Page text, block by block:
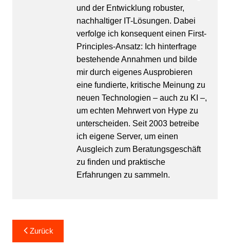
und der Entwicklung robuster,
nachhaltiger IT-Lösungen. Dabei
verfolge ich konsequent einen First-
Principles-Ansatz: Ich hinterfrage
bestehende Annahmen und bilde
mir durch eigenes Ausprobieren
eine fundierte, kritische Meinung zu
neuen Technologien – auch zu KI –,
um echten Mehrwert von Hype zu
unterscheiden. Seit 2003 betreibe
ich eigene Server, um einen
Ausgleich zum Beratungsgeschäft
zu finden und praktische
Erfahrungen zu sammeln.
Beitragsnavigation
Zurück